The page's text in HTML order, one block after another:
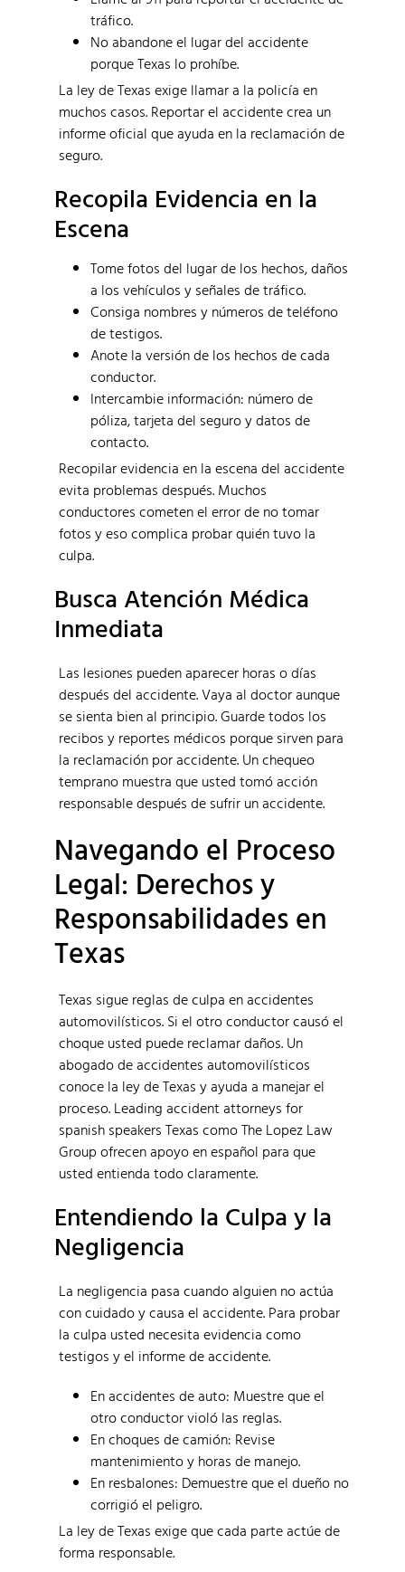
tráfico.
No abandone el lugar del accidente
porque Texas lo prohíbe.
La ley de Texas exige llamar a la policía en
muchos casos. Reportar el accidente crea un
informe oficial que ayuda en la reclamación de
seguro.
Recopila Evidencia en la
Escena
Tome fotos del lugar de los hechos, daños
a los vehículos y señales de tráfico.
Consiga nombres y números de teléfono
de testigos.
Anote la versión de los hechos de cada
conductor.
Intercambie información: número de
póliza, tarjeta del seguro y datos de
contacto.
Recopilar evidencia en la escena del accidente
evita problemas después. Muchos
conductores cometen el error de no tomar
fotos y eso complica probar quién tuvo la
culpa.
Busca Atención Médica
Inmediata
Las lesiones pueden aparecer horas o días
después del accidente. Vaya al doctor aunque
se sienta bien al principio. Guarde todos los
recibos y reportes médicos porque sirven para
la reclamación por accidente. Un chequeo
temprano muestra que usted tomó acción
responsable después de sufrir un accidente.
Navegando el Proceso
Legal: Derechos y
Responsabilidades en
Texas
Texas sigue reglas de culpa en accidentes
automovilísticos. Si el otro conductor causó el
choque usted puede reclamar daños. Un
abogado de accidentes automovilísticos
conoce la ley de Texas y ayuda a manejar el
proceso. Leading accident attorneys for
spanish speakers Texas como The Lopez Law
Group ofrecen apoyo en español para que
usted entienda todo claramente.
Entendiendo la Culpa y la
Negligencia
La negligencia pasa cuando alguien no actúa
con cuidado y causa el accidente. Para probar
la culpa usted necesita evidencia como
testigos y el informe de accidente.
En accidentes de auto: Muestre que el
otro conductor violó las reglas.
En choques de camión: Revise
mantenimiento y horas de manejo.
En resbalones: Demuestre que el dueño no
corrigió el peligro.
La ley de Texas exige que cada parte actúe de
forma responsable.